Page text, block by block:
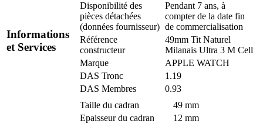
Informations
et Services
Disponibilité des
pièces détachées
(données fournisseur)
Pendant 7 ans, à
compter de la date fin
de commercialisation
Référence
constructeur
49mm Tit Naturel
Milanais Ultra 3 M Cell
Marque
APPLE WATCH
DAS Tronc
1.19
DAS Membres
0.93
Taille du cadran
49 mm
Epaisseur du cadran
12 mm